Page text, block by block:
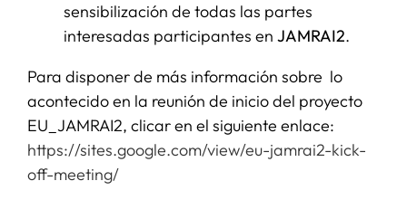
sensibilización de todas las partes
interesadas participantes en JAMRAI2.
Para disponer de más información sobre lo
acontecido en la reunión de inicio del proyecto
EU_JAMRAI2, clicar en el siguiente enlace:
https://sites.google.com/view/eu-jamrai2-kick-
off-meeting/